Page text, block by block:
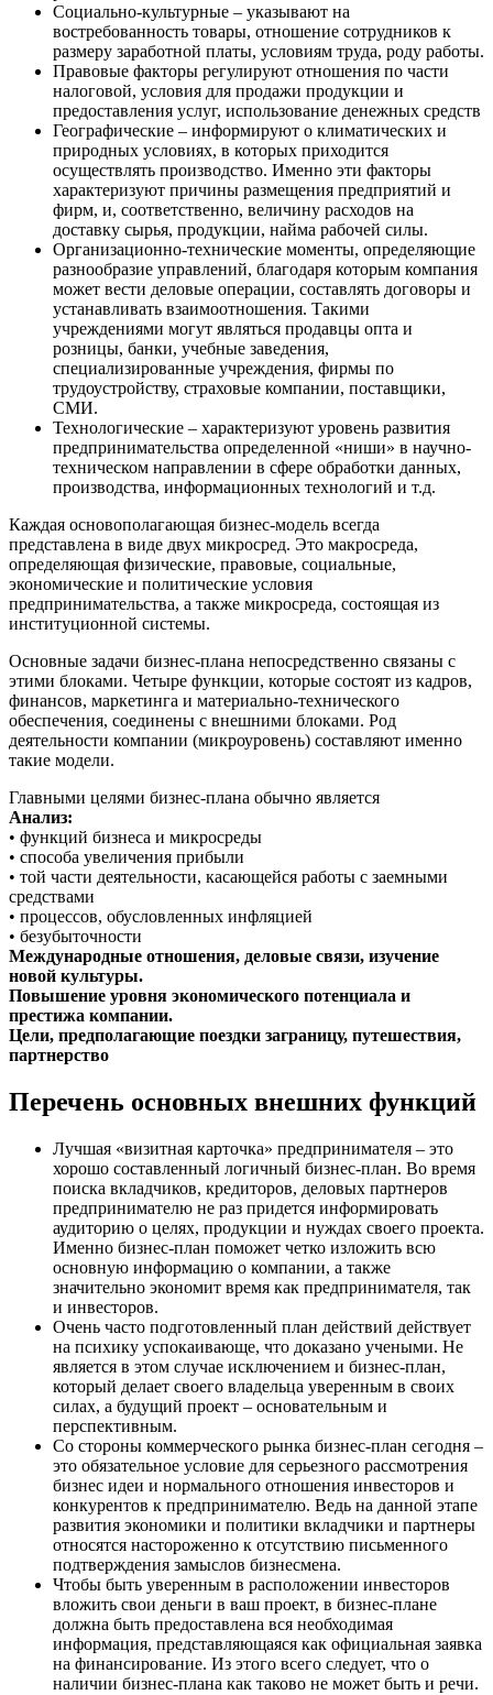
Социально-культурные – указывают на
востребованность товары, отношение сотрудников к
размеру заработной платы, условиям труда, роду работы.
Правовые факторы регулируют отношения по части
налоговой, условия для продажи продукции и
предоставления услуг, использование денежных средств
Географические – информируют о климатических и
природных условиях, в которых приходится
осуществлять производство. Именно эти факторы
характеризуют причины размещения предприятий и
фирм, и, соответственно, величину расходов на
доставку сырья, продукции, найма рабочей силы.
Организационно-технические моменты, определяющие
разнообразие управлений, благодаря которым компания
может вести деловые операции, составлять договоры и
устанавливать взаимоотношения. Такими
учреждениями могут являться продавцы опта и
розницы, банки, учебные заведения,
специализированные учреждения, фирмы по
трудоустройству, страховые компании, поставщики,
СМИ.
Технологические – характеризуют уровень развития
предпринимательства определенной «ниши» в научно-
техническом направлении в сфере обработки данных,
производства, информационных технологий и т.д.
Каждая основополагающая бизнес-модель всегда
представлена в виде двух микросред. Это макросреда,
определяющая физические, правовые, социальные,
экономические и политические условия
предпринимательства, а также микросреда, состоящая из
институционной системы.
Основные задачи бизнес-плана непосредственно связаны с
этими блоками. Четыре функции, которые состоят из кадров,
финансов, маркетинга и материально-технического
обеспечения, соединены с внешними блоками. Род
деятельности компании (микроуровень) составляют именно
такие модели.
Главными целями бизнес-плана обычно является
Анализ:
• функций бизнеса и микросреды
• способа увеличения прибыли
• той части деятельности, касающейся работы с заемными
средствами
• процессов, обусловленных инфляцией
• безубыточности
Международные отношения, деловые связи, изучение
новой культуры.
Повышение уровня экономического потенциала и
престижа компании.
Цели, предполагающие поездки заграницу, путешествия,
партнерство
Перечень основных внешних функций
Лучшая «визитная карточка» предпринимателя – это
хорошо составленный логичный бизнес-план. Во время
поиска вкладчиков, кредиторов, деловых партнеров
предпринимателю не раз придется информировать
аудиторию о целях, продукции и нуждах своего проекта.
Именно бизнес-план поможет четко изложить всю
основную информацию о компании, а также
значительно экономит время как предпринимателя, так
и инвесторов.
Очень часто подготовленный план действий действует
на психику успокаивающе, что доказано учеными. Не
является в этом случае исключением и бизнес-план,
который делает своего владельца уверенным в своих
силах, а будущий проект – основательным и
перспективным.
Со стороны коммерческого рынка бизнес-план сегодня –
это обязательное условие для серьезного рассмотрения
бизнес идеи и нормального отношения инвесторов и
конкурентов к предпринимателю. Ведь на данной этапе
развития экономики и политики вкладчики и партнеры
относятся настороженно к отсутствию письменного
подтверждения замыслов бизнесмена.
Чтобы быть уверенным в расположении инвесторов
вложить свои деньги в ваш проект, в бизнес-плане
должна быть предоставлена вся необходимая
информация, представляющаяся как официальная заявка
на финансирование. Из этого всего следует, что о
наличии бизнес-плана как таково не может быть и речи.